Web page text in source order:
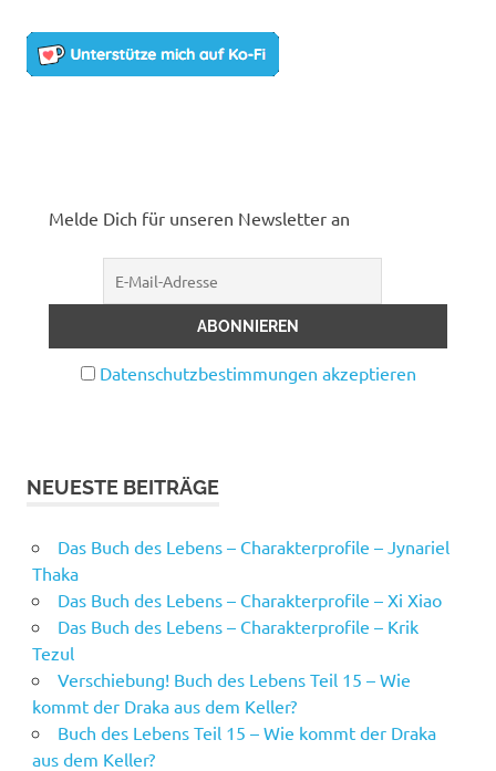
Melde Dich für unseren Newsletter an
Datenschutzbestimmungen akzeptieren
NEUESTE BEITRÄGE
Das Buch des Lebens – Charakterprofile – Jynariel
Thaka
Das Buch des Lebens – Charakterprofile – Xi Xiao
Das Buch des Lebens – Charakterprofile – Krik
Tezul
Verschiebung! Buch des Lebens Teil 15 – Wie
kommt der Draka aus dem Keller?
Buch des Lebens Teil 15 – Wie kommt der Draka
aus dem Keller?